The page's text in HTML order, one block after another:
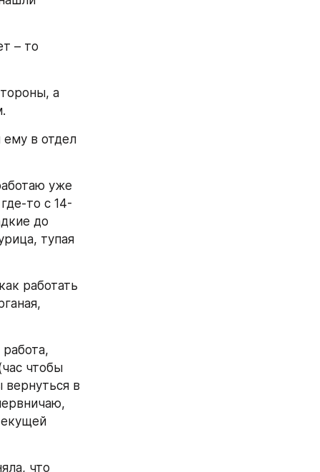
– то
а
в отдел
уже
то с 14-
до
тупая
работать
чтобы
вернуться в
что